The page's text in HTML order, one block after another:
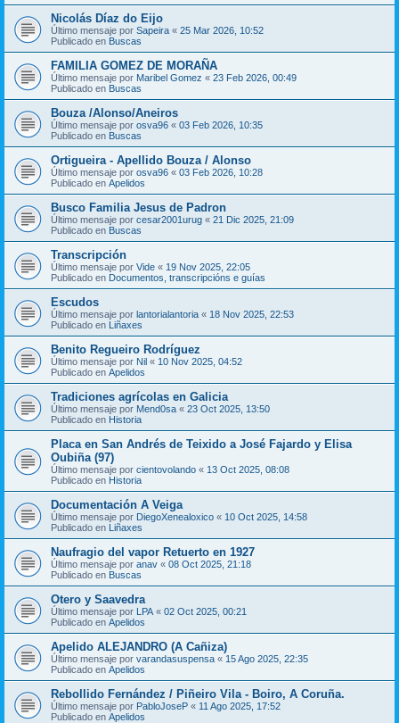
Nicolás Díaz do Eijo
Último mensaje por Sapeira « 25 Mar 2026, 10:52
Publicado en Buscas
FAMILIA GOMEZ DE MORAÑA
Último mensaje por Maribel Gomez « 23 Feb 2026, 00:49
Publicado en Buscas
Bouza /Alonso/Aneiros
Último mensaje por osva96 « 03 Feb 2026, 10:35
Publicado en Buscas
Ortigueira - Apellido Bouza / Alonso
Último mensaje por osva96 « 03 Feb 2026, 10:28
Publicado en Apelidos
Busco Familia Jesus de Padron
Último mensaje por cesar2001urug « 21 Dic 2025, 21:09
Publicado en Buscas
Transcripción
Último mensaje por Vide « 19 Nov 2025, 22:05
Publicado en Documentos, transcripcións e guías
Escudos
Último mensaje por lantorialantoria « 18 Nov 2025, 22:53
Publicado en Liñaxes
Benito Regueiro Rodríguez
Último mensaje por Nil « 10 Nov 2025, 04:52
Publicado en Apelidos
Tradiciones agrícolas en Galicia
Último mensaje por Mend0sa « 23 Oct 2025, 13:50
Publicado en Historia
Placa en San Andrés de Teixido a José Fajardo y Elisa
Oubiña (97)
Último mensaje por cientovolando « 13 Oct 2025, 08:08
Publicado en Historia
Documentación A Veiga
Último mensaje por DiegoXenealoxico « 10 Oct 2025, 14:58
Publicado en Liñaxes
Naufragio del vapor Retuerto en 1927
Último mensaje por anav « 08 Oct 2025, 21:18
Publicado en Buscas
Otero y Saavedra
Último mensaje por LPA « 02 Oct 2025, 00:21
Publicado en Apelidos
Apelido ALEJANDRO (A Cañiza)
Último mensaje por varandasuspensa « 15 Ago 2025, 22:35
Publicado en Apelidos
Rebollido Fernández / Piñeiro Vila - Boiro, A Coruña.
Último mensaje por PabloJoseP « 11 Ago 2025, 17:52
Publicado en Apelidos